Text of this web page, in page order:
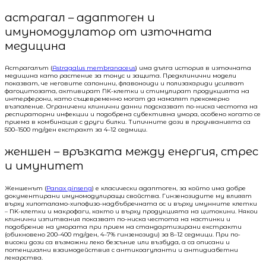
астрагал – адаптоген и
имуномодулатор от източната
медицина
Астрагалът (Astragalus membranaceus) има дълга история в източната
медицина като растение за тонус и защита. Предклинични модели
показват, че неговите сапонини, флавоноиди и полизахариди усилват
фагоцитозата, активират NK-клетки и стимулират продукцията на
интерферони, като същевременно могат да намалят прекомерно
възпаление. Ограничени клинични данни подсказват по-ниска честота на
респираторни инфекции и подобрена субективна умора, особено когато се
приема в комбинация с други билки. Типичните дози в проучванията са
500–1500 mg/ден екстракт за 4–12 седмици.
женшен – връзката между енергия, стрес
и имунитет
Женшенът (Panax ginseng) е класически адаптоген, за който има добре
документирани имуномодулиращи свойства. Гинзенозидите му влияят
върху хипоталамо-хипофизо-надбъбречната ос и върху имунните клетки
– NK-клетки и макрофаги, както и върху продукцията на цитокини. Някои
клинични изпитвания показват по-ниска честота на настинки и
подобрение на умората при прием на стандартизирани екстракти
(обикновено 200–400 mg/ден, 4–7% гинзенозиди) за 8–12 седмици. При по-
високи дози са възможни леко безсъние или възбуда, а са описани и
потенциални взаимодействия с антикоагуланти и антидиабетни
лекарства.